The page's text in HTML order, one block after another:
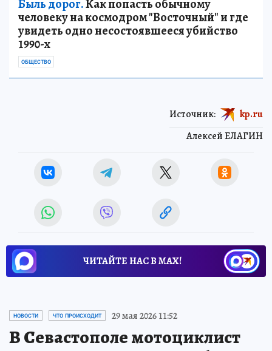
Быль дорог.Как попасть обычному
человеку на космодром "Восточный" и где
увидеть одно несостоявшееся убийство
1990-х
ОБЩЕСТВО
Алексей ЕЛАГИН
Источник: kp.ru
ЧИТАЙТЕ НАС В МАХ!
НОВОСТИ ЧТО ПРОИСХОДИТ 29 мая 2026 11:52
В Севастополе мотоциклист